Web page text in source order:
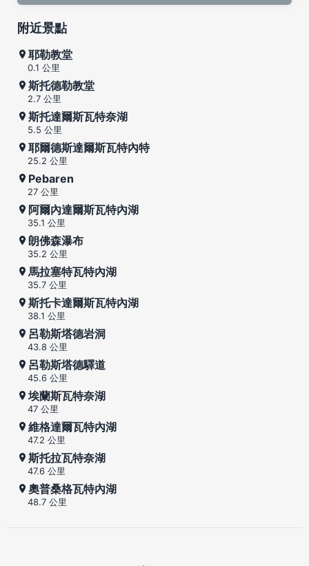
附近景點
耶勒教堂
0.1 公里
斯托德勒教堂
2.7 公里
斯托達爾斯瓦特奈湖
5.5 公里
耶爾德斯達爾斯瓦特內特
25.2 公里
Pebaren
27 公里
阿爾內達爾斯瓦特內湖
35.1 公里
朗佛森瀑布
35.2 公里
馬拉塞特瓦特內湖
35.7 公里
斯托卡達爾斯瓦特內湖
38.1 公里
呂勒斯塔德岩洞
43.8 公里
呂勒斯塔德驛道
45.6 公里
埃蘭斯瓦特奈湖
47 公里
維格達爾瓦特內湖
47.2 公里
斯托拉瓦特奈湖
47.6 公里
奧普桑格瓦特內湖
48.7 公里